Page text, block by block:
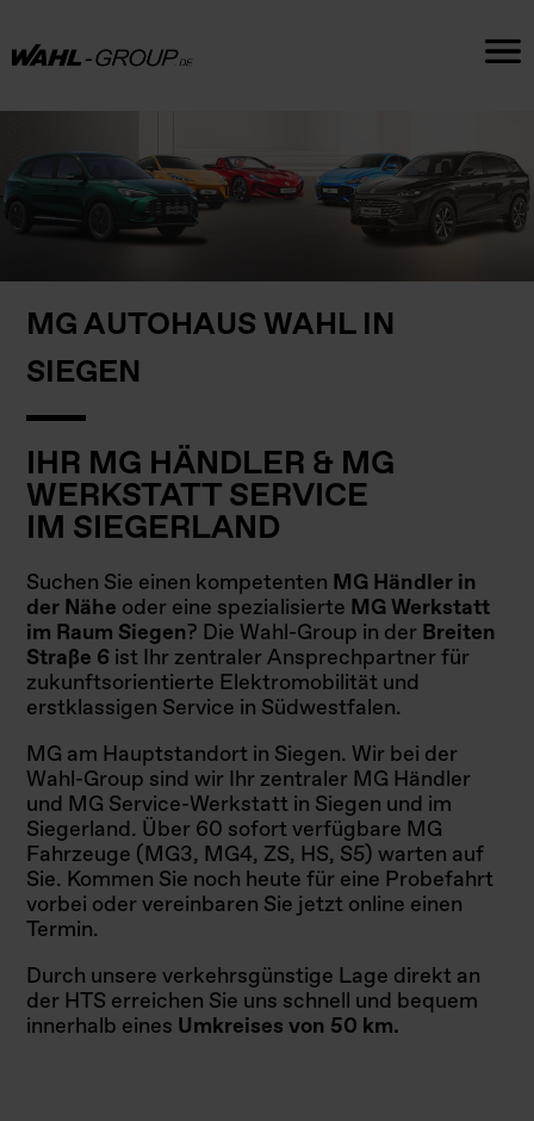
MG AUTOHAUS WAHL IN
SIEGEN
IHR MG HÄNDLER & MG
WERKSTATT SERVICE
IM SIEGERLAND
Suchen Sie einen kompetenten MG Händler in
der Nähe oder eine spezialisierte MG Werkstatt
im Raum Siegen? Die Wahl-Group in der Breiten
Straße 6 ist Ihr zentraler Ansprechpartner für
zukunftsorientierte Elektromobilität und
erstklassigen Service in Südwestfalen.
MG am Hauptstandort in Siegen. Wir bei der
Wahl-Group sind wir Ihr zentraler MG Händler
und MG Service-Werkstatt in Siegen und im
Siegerland. Über 60 sofort verfügbare MG
Fahrzeuge (MG3, MG4, ZS, HS, S5) warten auf
Sie. Kommen Sie noch heute für eine Probefahrt
vorbei oder vereinbaren Sie jetzt online einen
Termin.
Durch unsere verkehrsgünstige Lage direkt an
der HTS erreichen Sie uns schnell und bequem
innerhalb eines Umkreises von 50 km.